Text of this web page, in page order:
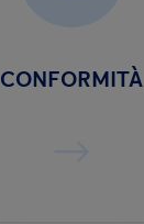
CONFORMITÀ